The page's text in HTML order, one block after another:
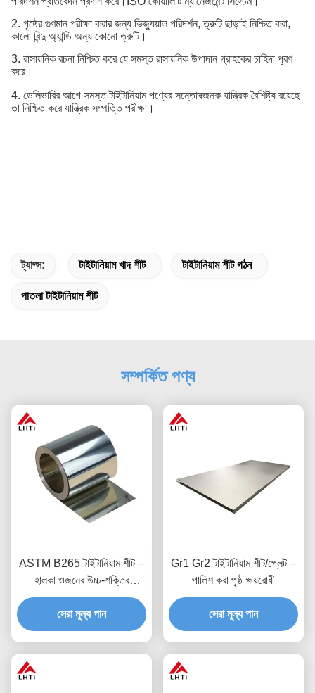
2. পৃষ্ঠের গুণমান পরীক্ষা করার জন্য ভিজ্যুয়াল পরিদর্শন, ত্রুটি ছাড়াই নিশ্চিত করা,
কালো বিন্দু অ্যান্ডি অন্য কোনো ত্রুটি।
3. রাসায়নিক রচনা নিশ্চিত করে যে সমস্ত রাসায়নিক উপাদান গ্রাহকের চাহিদা পূরণ
করে।
4. ডেলিভারির আগে সমস্ত টাইটানিয়াম পণ্যের সন্তোষজনক যান্ত্রিক বৈশিষ্ট্য রয়েছে
তা নিশ্চিত করে যান্ত্রিক সম্পত্তি পরীক্ষা।
ট্যাগ্স: টাইটানিয়াম খাদ শীট টাইটানিয়াম শীট গঠন
পাতলা টাইটানিয়াম শীট
সম্পর্কিত পণ্য
ASTM B265 টাইটানিয়াম শীট –
হালকা ওজনের উচ্চ-শক্তির
বায়োকম্প্যাটিবল
সেরা মূল্য পান
Gr1 Gr2 টাইটানিয়াম শীট/প্লেট –
পালিশ করা পৃষ্ঠ ক্ষয়রোধী
সেরা মূল্য পান